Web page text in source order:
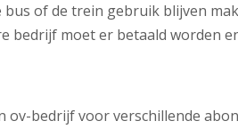
of de trein gebruik blijven
bedrijf moet er betaald worden
ov-bedrijf voor verschillende